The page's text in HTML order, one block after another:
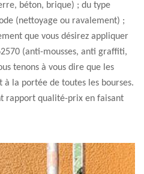
béton, brique) ; du type
(nettoyage ou ravalement) ;
que vous désirez appliquer
(anti-mousses, anti graffiti,
tenons à vous dire que les
à la portée de toutes les bourses.
rapport qualité-prix en faisant